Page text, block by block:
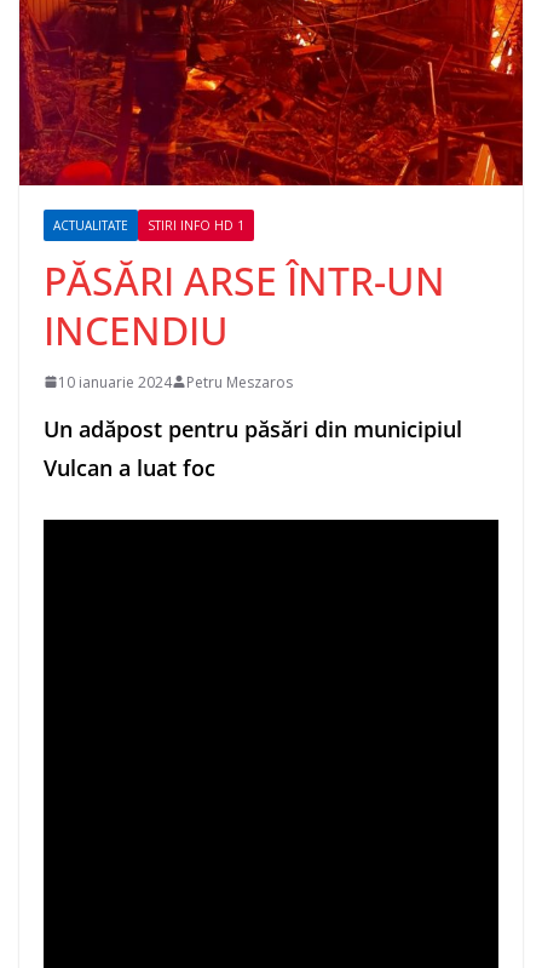
ACTUALITATE STIRI INFO HD 1
PĂSĂRI ARSE ÎNTR-UN
INCENDIU
10 ianuarie 2024 Petru Meszaros
Un adăpost pentru păsări din municipiul
Vulcan a luat foc